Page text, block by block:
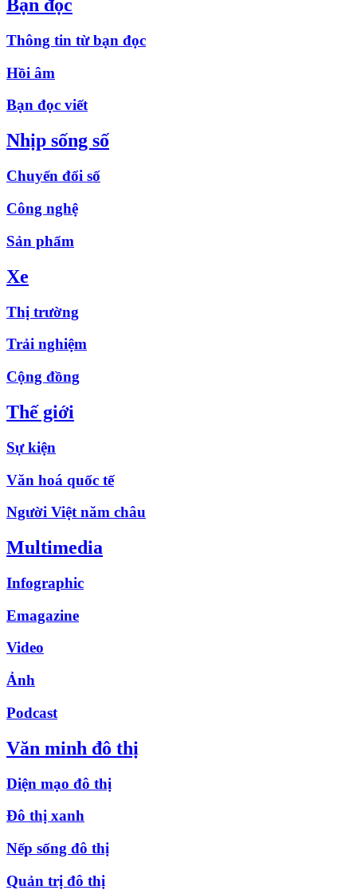
Bạn đọc
Thông tin từ bạn đọc
Hồi âm
Bạn đọc viết
Nhịp sống số
Chuyển đổi số
Công nghệ
Sản phẩm
Xe
Thị trường
Trải nghiệm
Cộng đồng
Thế giới
Sự kiện
Văn hoá quốc tế
Người Việt năm châu
Multimedia
Infographic
Emagazine
Video
Ảnh
Podcast
Văn minh đô thị
Diện mạo đô thị
Đô thị xanh
Nếp sống đô thị
Quản trị đô thị